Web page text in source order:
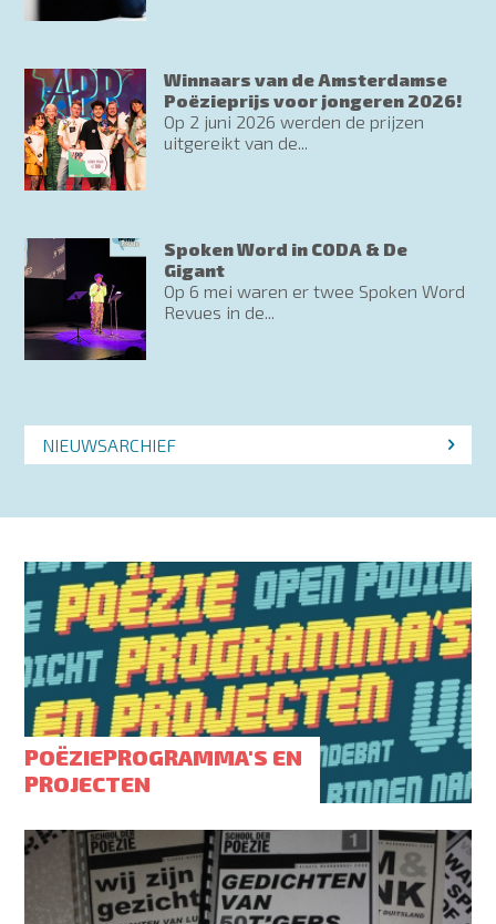
Winnaars van de Amsterdamse
Poëzieprijs voor jongeren 2026!
Op 2 juni 2026 werden de prijzen
uitgereikt van de...
Spoken Word in CODA & De
Gigant
Op 6 mei waren er twee Spoken Word
Revues in de...
NIEUWSARCHIEF
POËZIEPROGRAMMA'S EN
PROJECTEN